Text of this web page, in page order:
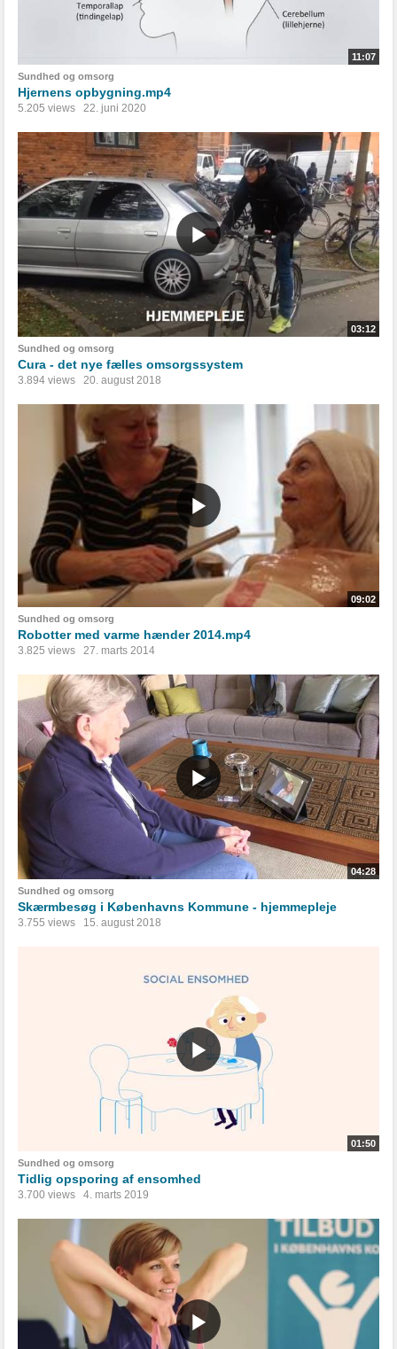
11:07
Sundhed og omsorg
Hjernens opbygning.mp4
5.205 views 22. juni 2020
03:12
Sundhed og omsorg
Cura - det nye fælles omsorgssystem
3.894 views 20. august 2018
09:02
Sundhed og omsorg
Robotter med varme hænder 2014.mp4
3.825 views 27. marts 2014
04:28
Sundhed og omsorg
Skærmbesøg i Københavns Kommune - hjemmepleje
3.755 views 15. august 2018
01:50
Sundhed og omsorg
Tidlig opsporing af ensomhed
3.700 views 4. marts 2019